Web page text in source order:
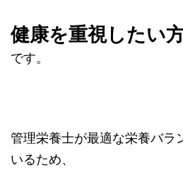
健康を重視したい
です。
管理栄養士が最適な栄養バラ
いるため、